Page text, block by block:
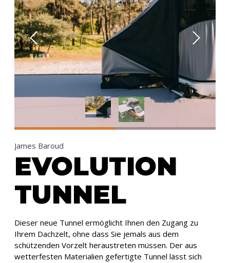
James Baroud
EVOLUTION
TUNNEL
Dieser neue Tunnel ermöglicht Ihnen den Zugang zu
Ihrem Dachzelt, ohne dass Sie jemals aus dem
schützenden Vorzelt heraustreten müssen. Der aus
wetterfesten Materialien gefertigte Tunnel lässt sich